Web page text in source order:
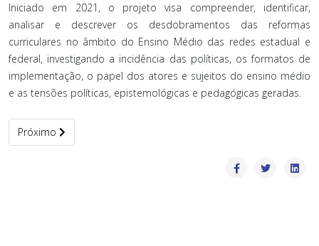
Iniciado em 2021, o projeto visa compreender, identificar,
analisar e descrever os desdobramentos das reformas
curriculares no âmbito do Ensino Médio das redes estadual e
federal, investigando a incidência das políticas, os formatos de
implementação, o papel dos atores e sujeitos do ensino médio
e as tensões políticas, epistemológicas e pedagógicas geradas.
Próximo artigo: Instruções aos Autores
Próximo